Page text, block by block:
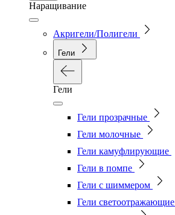
Наращивание
Акригели/Полигели
Гели
Гели
Гели прозрачные
Гели молочные
Гели камуфлирующие
Гели в помпе
Гели с шиммером
Гели светоотражающие